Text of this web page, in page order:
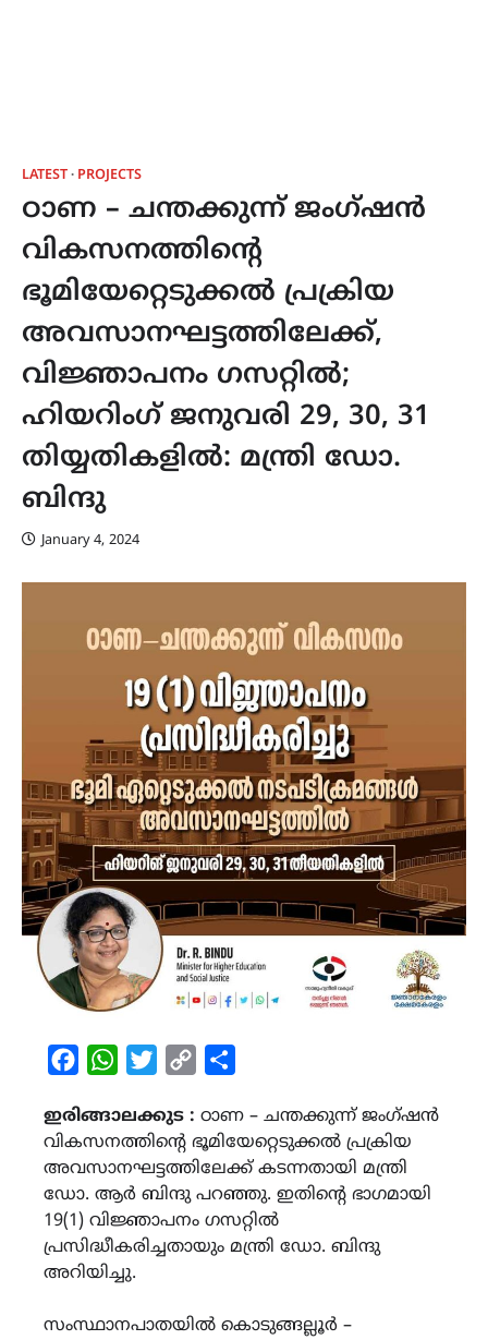
LATEST PROJECTS
ഠാണ – ചന്തക്കുന്ന് ജംഗ്ഷന്‍
വികസനത്തിന്റെ
ഭൂമിയേറ്റെടുക്കൽ പ്രക്രിയ
അവസാനഘട്ടത്തിലേക്ക്,
വിജ്ഞാപനം ഗസറ്റിൽ;
ഹിയറിംഗ് ജനുവരി 29, 30, 31
തിയ്യതികളിൽ: മന്ത്രി ഡോ.
ബിന്ദു
January 4, 2024
FacebookWhatsAppTwitterCopy
ഇരിങ്ങാലക്കുട : ഠാണ – ചന്തക്കുന്ന് ജംഗ്ഷന്‍
വികസനത്തിന്റെ ഭൂമിയേറ്റെടുക്കൽ പ്രക്രിയ
അവസാനഘട്ടത്തിലേക്ക് കടന്നതായി മന്ത്രി
ഡോ. ആർ ബിന്ദു പറഞ്ഞു. ഇതിന്റെ ഭാഗമായി
19(1) വിജ്ഞാപനം ഗസറ്റിൽ
പ്രസിദ്ധീകരിച്ചതായും മന്ത്രി ഡോ. ബിന്ദു
അറിയിച്ചു.
സംസ്ഥാനപാതയില്‍ കൊടുങ്ങല്ലൂര്‍ –